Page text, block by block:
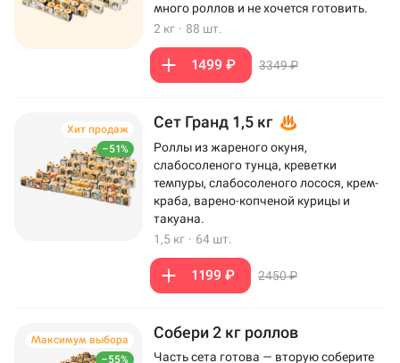
много роллов и не хочется готовить.
2 кг · 88 шт.
1499 ₽ 3349 ₽
–51%
Хит продаж Сет Гранд 1,5 кг
Роллы из жареного окуня,
слабосоленого тунца, креветки
темпуры, слабосоленого лосося, крем-
краба, варено-копченой курицы и
такуана.
1,5 кг · 64 шт.
1199 ₽ 2450 ₽
–55%
Максимум выбора Собери 2 кг роллов
Часть сета готова — вторую соберите